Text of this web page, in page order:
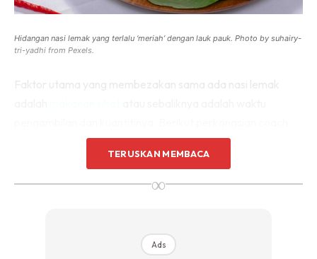
Hidangan nasi lemak yang terlalu ‘meriah’ dengan lauk pauk. Photo by suhairy-
tri-yadhi from Pexels.
Faktor utama yang membezakan sama ada nasi lemak
Arif Sukri tentang nasi lemak sebagai menu sarapan.
Ikut Saranan ‘Fitness Instructor’ Ini
menjadi kesalahan dalam diet. Apa lagi jika ini sahaja
plilihan terpantas untuk mendapatkan sarapan yang ada.
TERUSKAN MEMBACA
∞
Ads